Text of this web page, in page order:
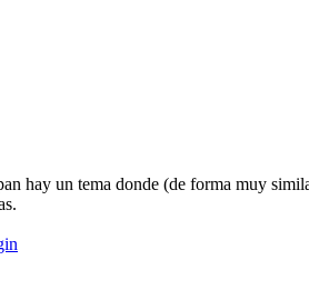
hay un tema donde (de forma muy